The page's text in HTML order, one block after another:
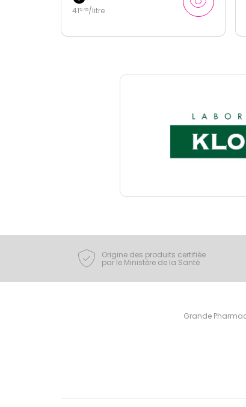
42€95/litre
Origine des produits certifiée
par le Ministère de la Santé
Grande